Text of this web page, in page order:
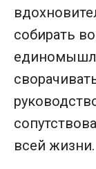
собирать
всей жизни.